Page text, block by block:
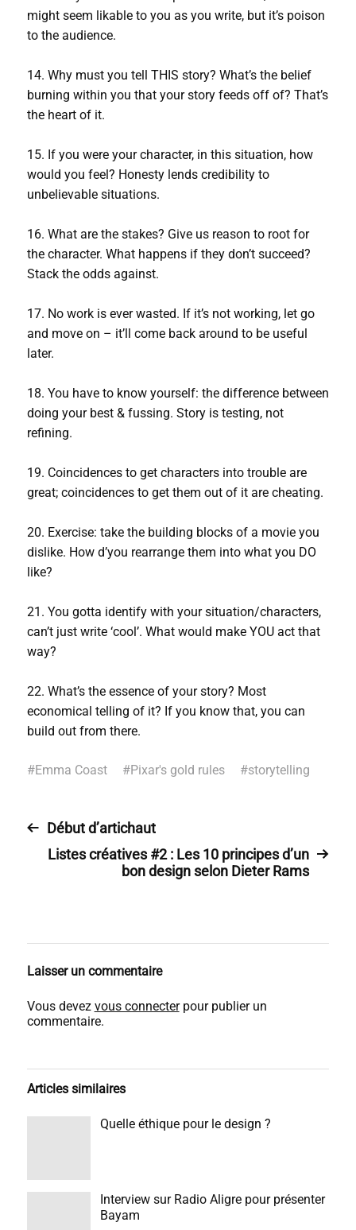
might seem likable to you as you write, but it’s poison
to the audience.
14. Why must you tell THIS story? What’s the belief
burning within you that your story feeds off of? That’s
the heart of it.
15. If you were your character, in this situation, how
would you feel? Honesty lends credibility to
unbelievable situations.
16. What are the stakes? Give us reason to root for
the character. What happens if they don’t succeed?
Stack the odds against.
17. No work is ever wasted. If it’s not working, let go
and move on – it’ll come back around to be useful
later.
18. You have to know yourself: the difference between
doing your best & fussing. Story is testing, not
refining.
19. Coincidences to get characters into trouble are
great; coincidences to get them out of it are cheating.
20. Exercise: take the building blocks of a movie you
dislike. How d’you rearrange them into what you DO
like?
21. You gotta identify with your situation/characters,
can’t just write ‘cool’. What would make YOU act that
way?
22. What’s the essence of your story? Most
economical telling of it? If you know that, you can
build out from there.
#Emma Coast #Pixar's gold rules #storytelling
Début d’artichaut
Listes créatives #2 : Les 10 principes d’un
bon design selon Dieter Rams
Laisser un commentaire
Vous devez vous connecterpour publier un
commentaire.
Articles similaires
Quelle éthique pour le design ?
Interview sur Radio Aligre pour présenter
Bayam